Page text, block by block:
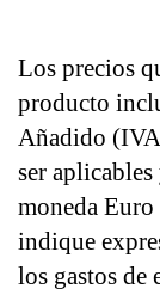
Los precios
producto
Añadido
ser aplicables
moneda
indique
los gastos